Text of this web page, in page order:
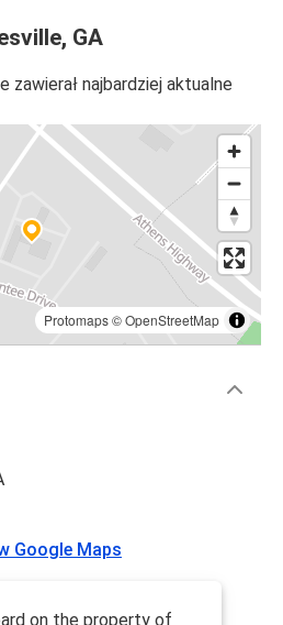
GA
zawierał najbardziej aktualne
Protomaps©OpenStreetMap
Google Maps
on the property of